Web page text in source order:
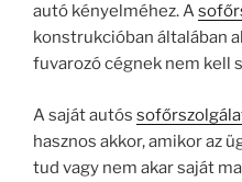
autó kényelméhez. A
konstrukcióban általában
fuvarozó cégnek nem kell
A saját autós
hasznos akkor, amikor az
tud vagy nem akar saját